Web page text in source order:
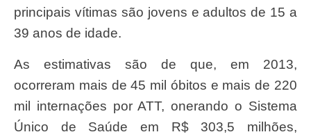
principais vítimas são jovens e adultos de 15 a
39 anos de idade.
As estimativas são de que, em 2013,
ocorreram mais de 45 mil óbitos e mais de 220
mil internações por ATT, onerando o Sistema
Único de Saúde em R$ 303,5 milhões,